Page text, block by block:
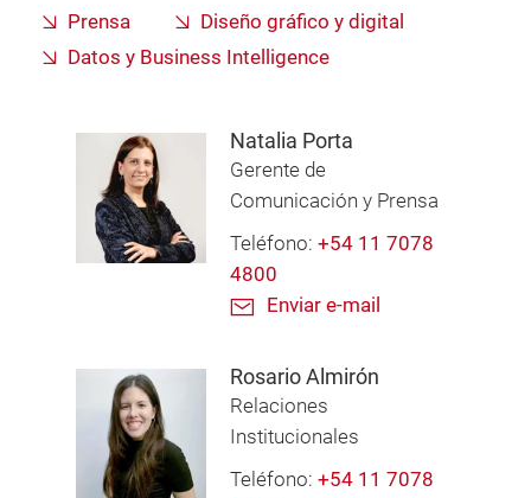
Prensa
Diseño gráfico y digital
Datos y Business Intelligence
Natalia Porta
Gerente de
Comunicación y Prensa
Teléfono: +54 11 7078
4800
Enviar e-mail
Rosario Almirón
Relaciones
Institucionales
Teléfono: +54 11 7078